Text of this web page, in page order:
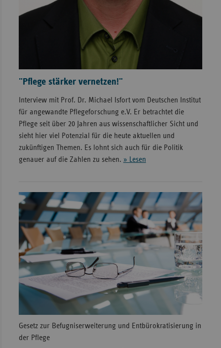
"Pflege stärker vernetzen!"
Interview mit Prof. Dr. Michael Isfort vom Deutschen Institut
für angewandte Pflegeforschung e.V. Er betrachtet die
Pflege seit über 20 Jahren aus wissenschaftlicher Sicht und
sieht hier viel Potenzial für die heute aktuellen und
zukünftigen Themen. Es lohnt sich auch für die Politik
genauer auf die Zahlen zu sehen. » Lesen
Gesetz zur Befugniserweiterung und Entbürokratisierung in
der Pflege